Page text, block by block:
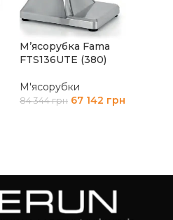
М’ясорубка Fama
FTS136UTE (380)
М'ясорубки
84 344грн 67 142 грн